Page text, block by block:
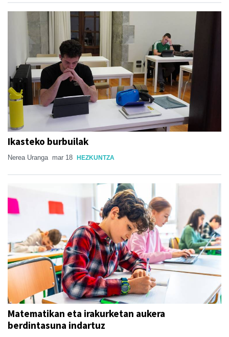
Ikasteko burbuilak
Nerea Uranga mar 18 HEZKUNTZA
Matematikan eta irakurketan aukera
berdintasuna indartuz